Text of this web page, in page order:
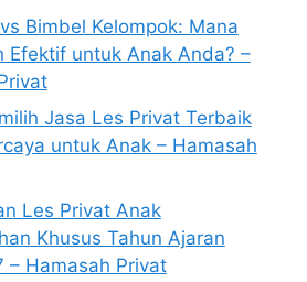
Bimbel Kelompok: Mana
Efektif untuk Anak Anda? –
Jasa Les Privat Terbaik
untuk Anak – Hamasah
Les Privat Anak
Khusus Tahun Ajaran
– Hamasah Privat